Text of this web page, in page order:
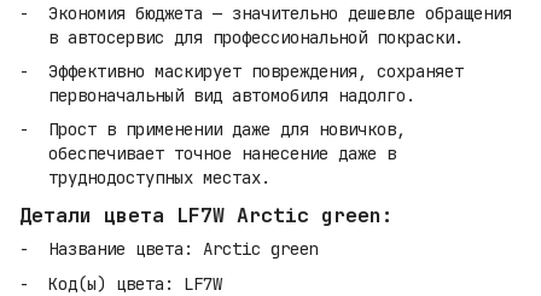
Экономия бюджета — значительно дешевле обращения
в автосервис для профессиональной покраски.
Эффективно маскирует повреждения, сохраняет
первоначальный вид автомобиля надолго.
Прост в применении даже для новичков,
обеспечивает точное нанесение даже в
труднодоступных местах.
Детали цвета LF7W Arctic green:
Название цвета: Arctic green
Код(ы) цвета: LF7W